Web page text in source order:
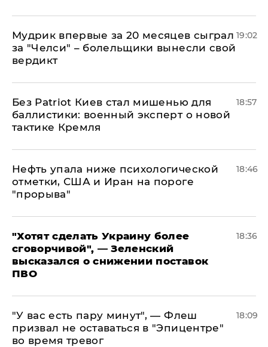
Мудрик впервые за 20 месяцев сыграл
за "Челси" – болельщики вынесли свой
вердикт
19:02
​Без Patriot Киев стал мишенью для
баллистики: военный эксперт о новой
тактике Кремля
18:57
Нефть упала ниже психологической
отметки, США и Иран на пороге
"прорыва"
18:46
​"Хотят сделать Украину более
сговорчивой", — Зеленский
высказался о снижении поставок
ПВО
18:36
​"У вас есть пару минут", — Флеш
призвал не оставаться в "Эпицентре"
во время тревог
18:09